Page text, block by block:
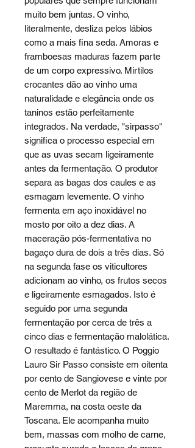
muito bem juntas. O vinho,
literalmente, desliza pelos lábios
como a mais fina seda. Amoras e
framboesas maduras fazem parte
de um corpo expressivo. Mirtilos
crocantes dão ao vinho uma
naturalidade e elegância onde os
taninos estão perfeitamente
integrados. Na verdade, "sirpasso"
significa o processo especial em
que as uvas secam ligeiramente
antes da fermentação. O produtor
separa as bagas dos caules e as
esmagam levemente. O vinho
fermenta em aço inoxidável no
mosto por oito a dez dias. A
maceração pós-fermentativa no
bagaço dura de dois a três dias. Só
na segunda fase os viticultores
adicionam ao vinho, os frutos secos
e ligeiramente esmagados. Isto é
seguido por uma segunda
fermentação por cerca de três a
cinco dias e fermentação malolática.
O resultado é fantástico. O Poggio
Lauro Sir Passo consiste em oitenta
por cento de Sangiovese e vinte por
cento de Merlot da região de
Maremma, na costa oeste da
Toscana. Ele acompanha muito
bem, massas com molho de carne,